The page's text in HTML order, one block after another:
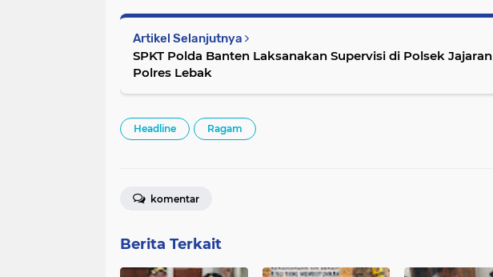
Artikel Selanjutnya
SPKT Polda Banten Laksanakan Supervisi di Polsek Jajaran
Polres Lebak
Headline Ragam
komentar
Berita Terkait